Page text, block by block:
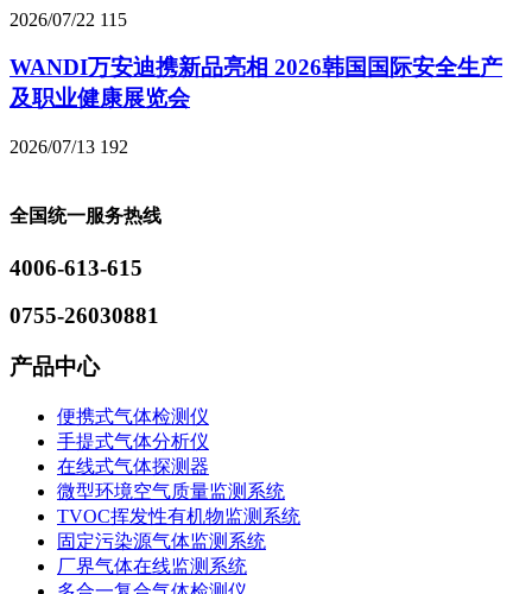
2026/07/22 115
WANDI万安迪携新品亮相 2026韩国国际安全生产
及职业健康展览会
2026/07/13 192
全国统一服务热线
4006-613-615
0755-26030881
产品中心
便携式气体检测仪
手提式气体分析仪
在线式气体探测器
微型环境空气质量监测系统
TVOC挥发性有机物监测系统
固定污染源气体监测系统
厂界气体在线监测系统